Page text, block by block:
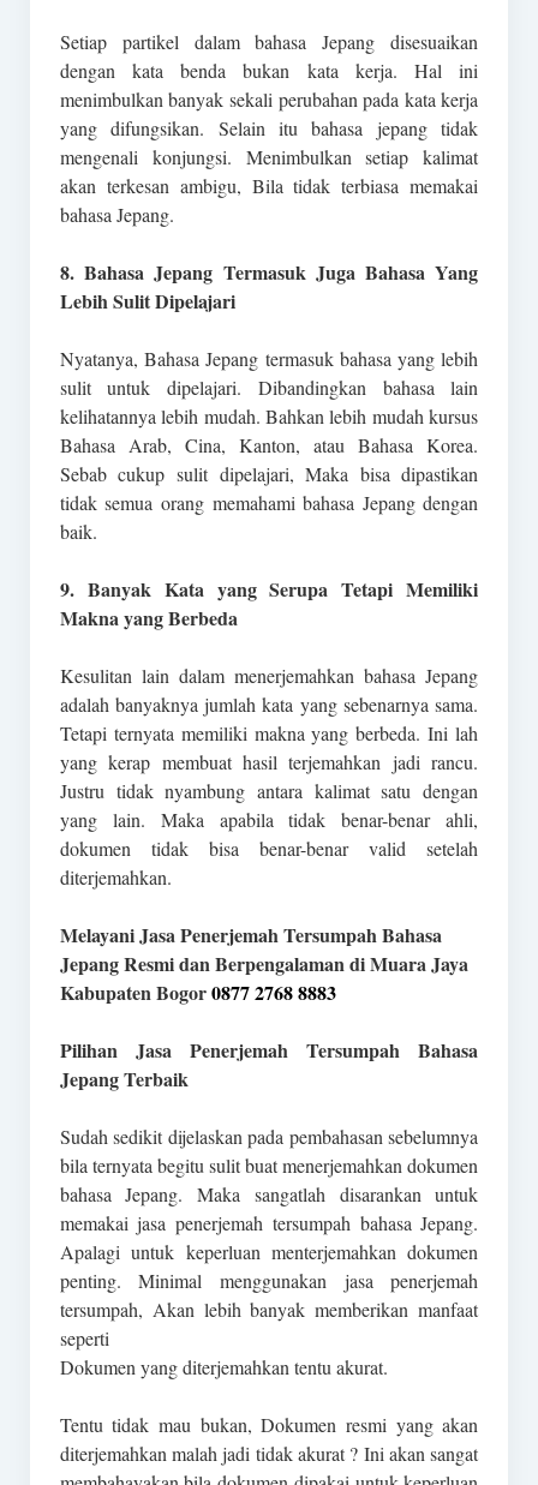
Setiap partikel dalam bahasa Jepang disesuaikan
dengan kata benda bukan kata kerja. Hal ini
menimbulkan banyak sekali perubahan pada kata kerja
yang difungsikan. Selain itu bahasa jepang tidak
mengenali konjungsi. Menimbulkan setiap kalimat
akan terkesan ambigu, Bila tidak terbiasa memakai
bahasa Jepang.
8. Bahasa Jepang Termasuk Juga Bahasa Yang
Lebih Sulit Dipelajari
Nyatanya, Bahasa Jepang termasuk bahasa yang lebih
sulit untuk dipelajari. Dibandingkan bahasa lain
kelihatannya lebih mudah. Bahkan lebih mudah kursus
Bahasa Arab, Cina, Kanton, atau Bahasa Korea.
Sebab cukup sulit dipelajari, Maka bisa dipastikan
tidak semua orang memahami bahasa Jepang dengan
baik.
9. Banyak Kata yang Serupa Tetapi Memiliki
Makna yang Berbeda
Kesulitan lain dalam menerjemahkan bahasa Jepang
adalah banyaknya jumlah kata yang sebenarnya sama.
Tetapi ternyata memiliki makna yang berbeda. Ini lah
yang kerap membuat hasil terjemahkan jadi rancu.
Justru tidak nyambung antara kalimat satu dengan
yang lain. Maka apabila tidak benar-benar ahli,
dokumen tidak bisa benar-benar valid setelah
diterjemahkan.
Melayani Jasa Penerjemah Tersumpah Bahasa
Jepang Resmi dan Berpengalaman di Muara Jaya
Kabupaten Bogor0877 2768 8883
Pilihan Jasa Penerjemah Tersumpah Bahasa
Jepang Terbaik
Sudah sedikit dijelaskan pada pembahasan sebelumnya
bila ternyata begitu sulit buat menerjemahkan dokumen
bahasa Jepang. Maka sangatlah disarankan untuk
memakai jasa penerjemah tersumpah bahasa Jepang.
Apalagi untuk keperluan menterjemahkan dokumen
penting. Minimal menggunakan jasa penerjemah
tersumpah, Akan lebih banyak memberikan manfaat
seperti
Dokumen yang diterjemahkan tentu akurat.
Tentu tidak mau bukan, Dokumen resmi yang akan
diterjemahkan malah jadi tidak akurat ? Ini akan sangat